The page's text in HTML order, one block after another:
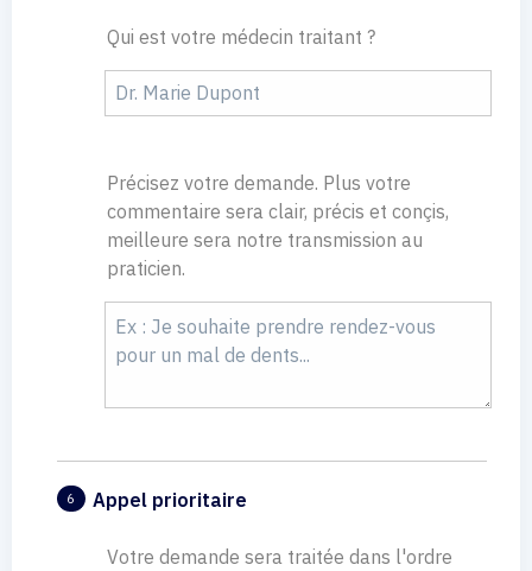
Qui est votre médecin traitant ?
Précisez votre demande. Plus votre
commentaire sera clair, précis et conçis,
meilleure sera notre transmission au
praticien.
6 Appel prioritaire
Votre demande sera traitée dans l'ordre